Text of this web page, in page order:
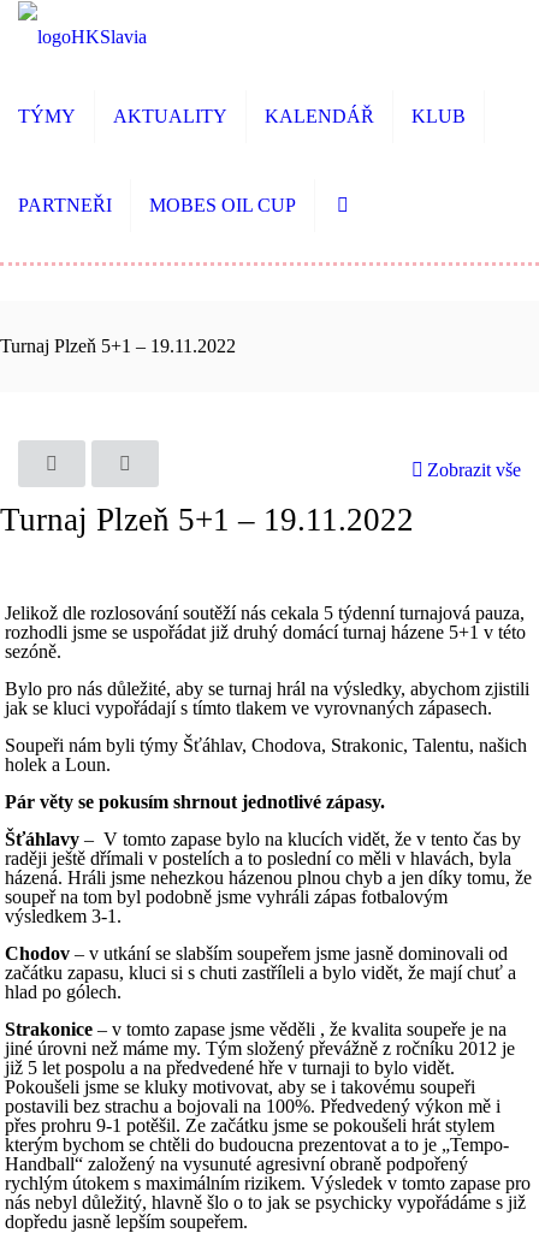
TÝMY AKTUALITY KALENDÁŘ KLUB
PARTNEŘI MOBES OIL CUP
Turnaj Plzeň 5+1 – 19.11.2022
Zobrazit vše
Turnaj Plzeň 5+1 – 19.11.2022
Jelikož dle rozlosování soutěží nás cekala 5 týdenní turnajová pauza,
rozhodli jsme se uspořádat již druhý domácí turnaj házene 5+1 v této
sezóně.
Bylo pro nás důležité, aby se turnaj hrál na výsledky, abychom zjistili
jak se kluci vypořádají s tímto tlakem ve vyrovnaných zápasech.
Soupeři nám byli týmy Šťáhlav, Chodova, Strakonic, Talentu, našich
holek a Loun.
Pár věty se pokusím shrnout jednotlivé zápasy.
Šťáhlavy – V tomto zapase bylo na klucích vidět, že v tento čas by
raději ještě dřímali v postelích a to poslední co měli v hlavách, byla
házená. Hráli jsme nehezkou házenou plnou chyb a jen díky tomu, že
soupeř na tom byl podobně jsme vyhráli zápas fotbalovým
výsledkem 3-1.
Chodov – v utkání se slabším soupeřem jsme jasně dominovali od
začátku zapasu, kluci si s chuti zastříleli a bylo vidět, že mají chuť a
hlad po gólech.
Strakonice – v tomto zapase jsme věděli , že kvalita soupeře je na
jiné úrovni než máme my. Tým složený převážně z ročníku 2012 je
již 5 let pospolu a na předvedené hře v turnaji to bylo vidět.
Pokoušeli jsme se kluky motivovat, aby se i takovému soupeři
postavili bez strachu a bojovali na 100%. Předvedený výkon mě i
přes prohru 9-1 potěšil. Ze začátku jsme se pokoušeli hrát stylem
kterým bychom se chtěli do budoucna prezentovat a to je „Tempo-
Handball“ založený na vysunuté agresivní obraně podpořený
rychlým útokem s maximálním rizikem. Výsledek v tomto zapase pro
nás nebyl důležitý, hlavně šlo o to jak se psychicky vypořádáme s již
dopředu jasně lepším soupeřem.